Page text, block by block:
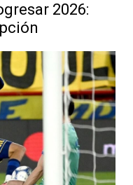
2026: